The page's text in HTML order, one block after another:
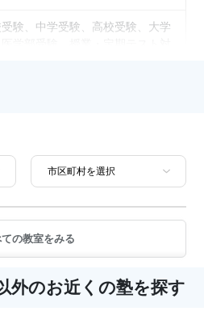
受験、中学受験、高校受験、大学
旧AO)対策、推薦入試対策、学校
策、国公立大対策、私大対策、
字検定)対策、数学特化対策、英
、オンライン対応、1科目から受
、季節講習のみの受講可、発達障
の教室をみる
外のお近くの塾を探す